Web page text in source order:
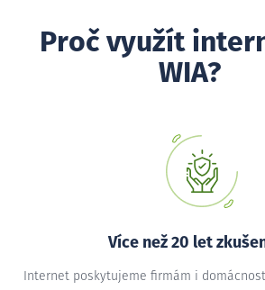
Proč využít
WIA?
Více než 20 let
Internet poskytujeme firmám i